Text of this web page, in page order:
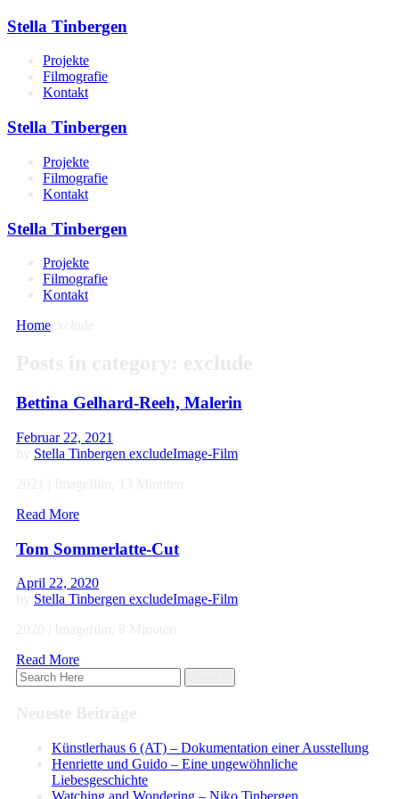
Stella Tinbergen
Projekte
Filmografie
Kontakt
Stella Tinbergen
Projekte
Filmografie
Kontakt
Stella Tinbergen
Projekte
Filmografie
Kontakt
Home
Bettina Gelhard-Reeh, Malerin
Februar 22, 2021
Stella Tinbergen excludeImage-Film
Read More
Tom Sommerlatte-Cut
April 22, 2020
Stella Tinbergen excludeImage-Film
Read More
Künstlerhaus 6 (AT) – Dokumentation einer Ausstellung
Henriette und Guido – Eine ungewöhnliche
Liebesgeschichte
Watching and Wondering – Niko Tinbergen